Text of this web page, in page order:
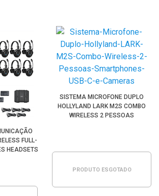
FULL-
HEADSETS
SISTEMA MICROFONE DUPLO
HOLLYLAND LARK M2S COMBO
WIRELESS 2 PESSOAS
PRODUTO ESGOTADO